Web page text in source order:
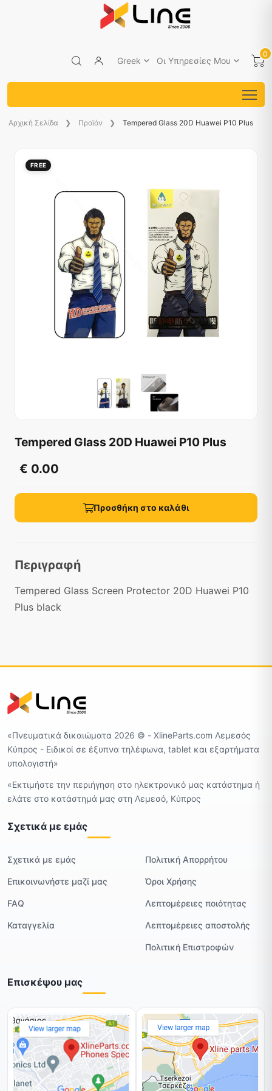
Greek Οι Υπηρεσίες Μου
0
Aρχική Σελίδα Προϊόν Tempered Glass 20D Huawei P10 Plus
FREE
Tempered Glass 20D Huawei P10 Plus
€ 0.00
Προσθήκη στο καλάθι
Περιγραφή
Tempered Glass Screen Protector 20D Huawei P10
Plus black
«Πνευματικά δικαιώματα 2026 ©️ - XlineParts.com Λεμεσός
Κύπρος - Ειδικοί σε έξυπνα τηλέφωνα, tablet και εξαρτήματα
υπολογιστή»
«Εκτιμήστε την περιήγηση στο ηλεκτρονικό μας κατάστημα ή
ελάτε στο κατάστημά μας στη Λεμεσό, Κύπρος
Σχετικά με εμάς
Σχετικά με εμάς
Επικοινωνήστε μαζί μας
FAQ
Καταγγελία
Πολιτική Απορρήτου
Όροι Χρήσης
Λεπτομέρειες ποιότητας
Λεπτομέρειες αποστολής
Πολιτική Επιστροφών
Επισκέψου μας